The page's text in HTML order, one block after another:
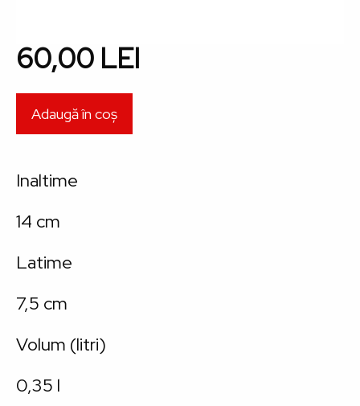
60,00 LEI
Inaltime
14 cm
Latime
7,5 cm
Volum (litri)
0,35 l